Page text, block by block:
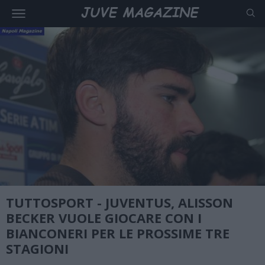
TUTTOSPORT - JUVENTUS, ALISSON
BECKER VUOLE GIOCARE CON I
BIANCONERI PER LE PROSSIME TRE
STAGIONI